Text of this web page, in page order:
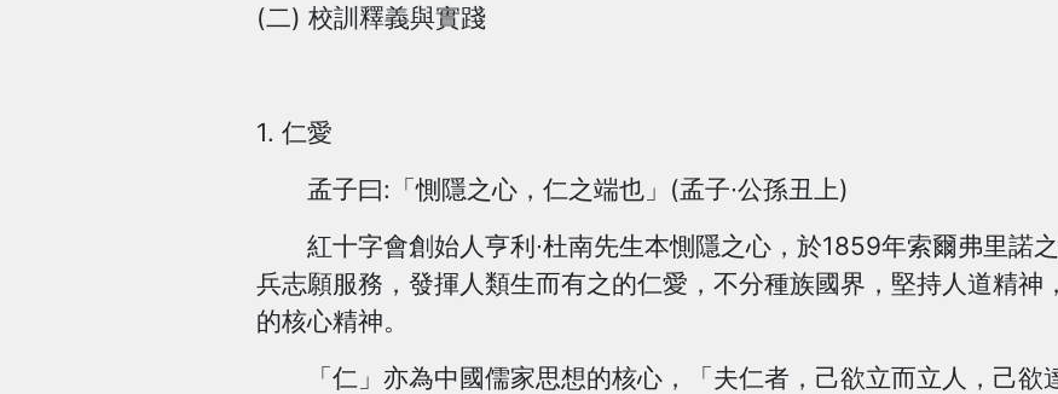
(二) 校訓釋義與實踐
1. 仁愛
孟子曰:「惻隱之心，仁之端也」(孟子∙公孫丑上)
紅十字會創始人亨利∙杜南先生本惻隱之心，於1859年索爾弗里諾
兵志願服務，發揮人類生而有之的仁愛，不分種族國界，堅持人道精神
的核心精神。
「仁」亦為中國儒家思想的核心，「夫仁者，己欲立而立人，己欲